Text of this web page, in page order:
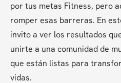
por tus metas Fitness, pero
romper esas barreras. En
invito a ver los resultados
unirte a una comunidad de
que están listas para
vidas.